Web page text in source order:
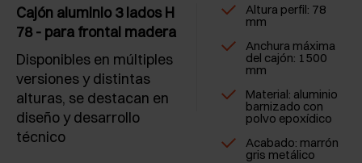
Cajón aluminio 3 lados H
78 - para frontal madera
Disponibles en múltiples
versiones y distintas
alturas, se destacan en
diseño y desarrollo
técnico
Altura perfil: 78
mm
Anchura máxima
del cajón: 1500
mm
Material: aluminio
barnizado con
polvo epoxídico
Acabado: marrón
gris metálico